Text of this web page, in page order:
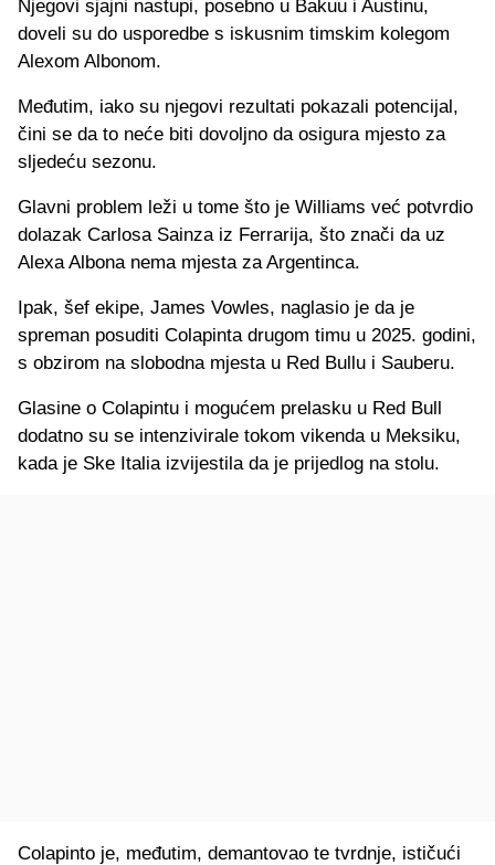
Njegovi sjajni nastupi, posebno u Bakuu i Austinu,
doveli su do usporedbe s iskusnim timskim kolegom
Alexom Albonom.
Međutim, iako su njegovi rezultati pokazali potencijal,
čini se da to neće biti dovoljno da osigura mjesto za
sljedeću sezonu.
Glavni problem leži u tome što je Williams već potvrdio
dolazak Carlosa Sainza iz Ferrarija, što znači da uz
Alexa Albona nema mjesta za Argentinca.
Ipak, šef ekipe, James Vowles, naglasio je da je
spreman posuditi Colapinta drugom timu u 2025. godini,
s obzirom na slobodna mjesta u Red Bullu i Sauberu.
Glasine o Colapintu i mogućem prelasku u Red Bull
dodatno su se intenzivirale tokom vikenda u Meksiku,
kada je Ske Italia izvijestila da je prijedlog na stolu.
Colapinto je, međutim, demantovao te tvrdnje, ističući